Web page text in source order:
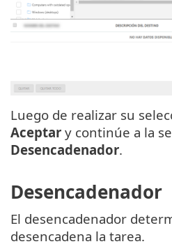
Luego de realizar su
Aceptar y continúe a la
Desencadenador.
Desencadenador
El desencadenador
desencadena la tarea.